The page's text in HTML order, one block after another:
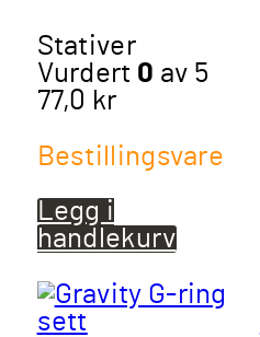
Stativer
Vurdert 0 av 5
77,0 kr
Bestillingsvare
Legg i
handlekurv